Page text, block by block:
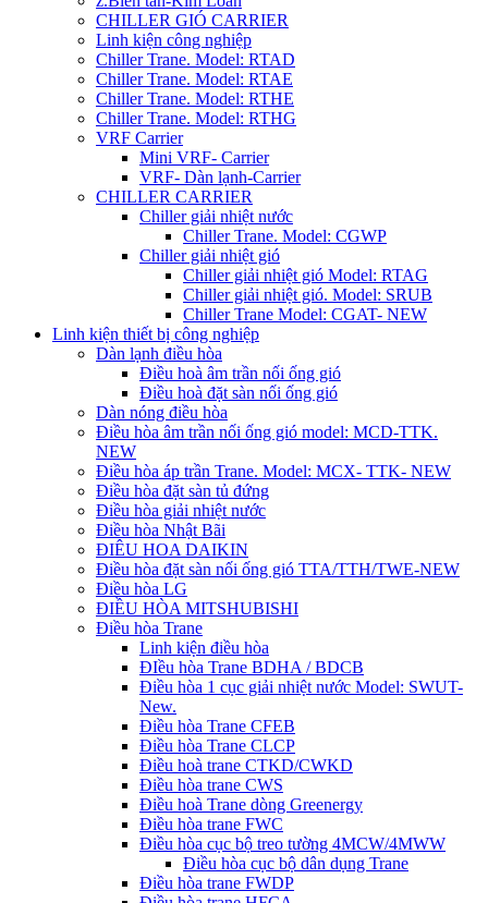
CHILLER GIÓ CARRIER
Linh kiện công nghiệp
Chiller Trane. Model: RTAD
Chiller Trane. Model: RTAE
Chiller Trane. Model: RTHE
Chiller Trane. Model: RTHG
VRF Carrier
Mini VRF- Carrier
VRF- Dàn lạnh-Carrier
CHILLER CARRIER
Chiller giải nhiệt nước
Chiller Trane. Model: CGWP
Chiller giải nhiệt gió
Chiller giải nhiệt gió Model: RTAG
Chiller giải nhiệt gió. Model: SRUB
Chiller Trane Model: CGAT- NEW
Linh kiện thiết bị công nghiệp
Dàn lạnh điều hòa
Điều hoà âm trần nối ống gió
Điều hoà đặt sàn nối ống gió
Dàn nóng điều hòa
Điều hòa âm trần nối ống gió model: MCD-TTK.
NEW
Điều hòa áp trần Trane. Model: MCX- TTK- NEW
Điều hòa đặt sàn tủ đứng
Điều hòa giải nhiệt nước
Điều hòa Nhật Bãi
ĐIÊU HOA DAIKIN
Điều hòa đặt sàn nối ống gió TTA/TTH/TWE-NEW
Điều hòa LG
ĐIỀU HÒA MITSHUBISHI
Điều hòa Trane
Linh kiện điều hòa
ĐIều hòa Trane BDHA / BDCB
Điều hòa 1 cục giải nhiệt nước Model: SWUT-
New.
Điều hòa Trane CFEB
Điều hòa Trane CLCP
Điều hoà trane CTKD/CWKD
Điều hòa trane CWS
Điều hoà Trane dòng Greenergy
Điều hòa trane FWC
Điều hòa cục bộ treo tường 4MCW/4MWW
Điều hòa cục bộ dân dụng Trane
Điều hòa trane FWDP